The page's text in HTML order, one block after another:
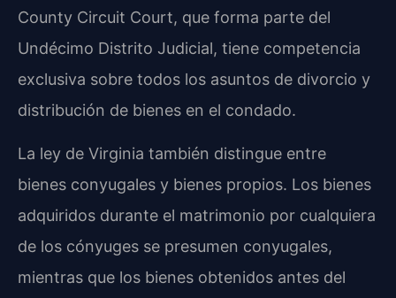
County Circuit Court, que forma parte del
Undécimo Distrito Judicial, tiene competencia
exclusiva sobre todos los asuntos de divorcio y
distribución de bienes en el condado.
La ley de Virginia también distingue entre
bienes conyugales y bienes propios. Los bienes
adquiridos durante el matrimonio por cualquiera
de los cónyuges se presumen conyugales,
mientras que los bienes obtenidos antes del